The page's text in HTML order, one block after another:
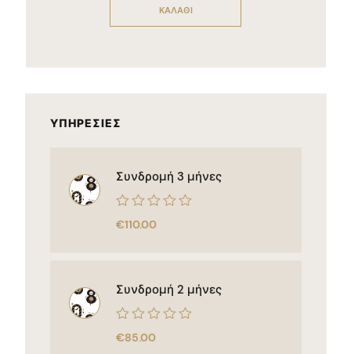
ΚΑΛΆΘΙ
ΥΠΗΡΕΣΊΕΣ
Συνδρομή 3 μήνες
Βαθμολογήθηκε
με
€110.00
Συνδρομή 2 μήνες
Βαθμολογήθηκε
με
€85.00